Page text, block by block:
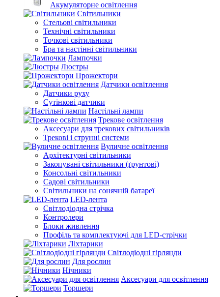
Акумуляторне освітлення
Світильники
Стельові світильники
Технічні світильники
Точкові світильники
Бра та настінні світильники
Лампочки
Люстры
Прожектори
Датчики освітлення
Датчики руху
Сутінкові датчики
Настільні лампи
Трекове освітлення
Аксесуари для трекових світильників
Трекові і струнні системи
Вуличне освітлення
Архітектурні світильники
Закопувані світильники (ґрунтові)
Консольні світильники
Садові світильники
Світильники на сонячній батареї
LED-лента
Світлодіодна стрічка
Контролери
Блоки живлення
Профіль та комплектуючі для LED-стрічки
Ліхтарики
Світлодіодні гірлянди
Для рослин
Нічники
Аксесуари для освітлення
Торшери